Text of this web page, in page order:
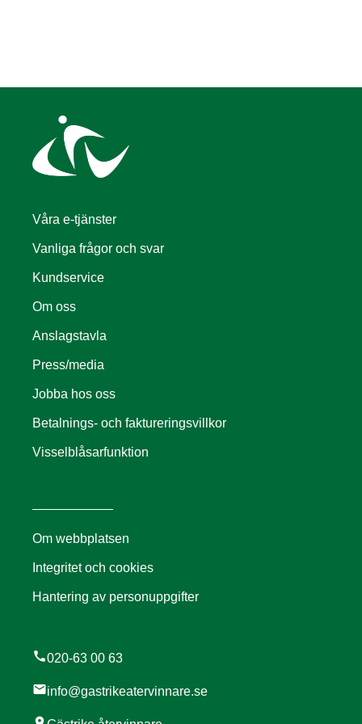
Våra e-tjänster
Vanliga frågor och svar
Kundservice
Om oss
Anslagstavla
Press/media
Jobba hos oss
Betalnings- och faktureringsvillkor
Visselblåsarfunktion
Om webbplatsen
Integritet och cookies
Hantering av personuppgifter
call020-63 00 63
mailinfo@gastrikeatervinnare.se